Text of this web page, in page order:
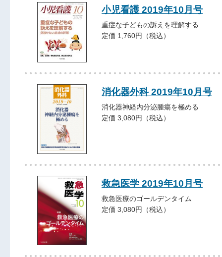
小児看護 2019年10月号
重症な子どもの訴えを理解する
定価 1,760円（税込）
消化器外科 2019年10月号
消化器神経内分泌腫瘍を極める
定価 3,080円（税込）
救急医学 2019年10月号
救急医療のゴールデンタイム
定価 3,080円（税込）